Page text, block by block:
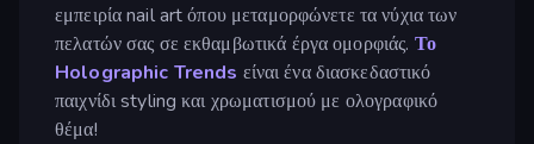
εμπειρία nail art όπου μεταμορφώνετε τα νύχια των
πελατών σας σε εκθαμβωτικά έργα ομορφιάς. Το
Holographic Trends είναι ένα διασκεδαστικό
παιχνίδι styling και χρωματισμού με ολογραφικό
θέμα!